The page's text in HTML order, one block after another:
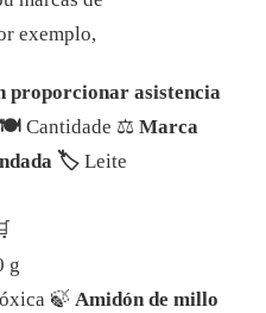
exemplo,
proporcionar asistencia
🍽️ Cantidade ⚖️ Marca
🏷️ Leite
g
🍃 Amidón de millo